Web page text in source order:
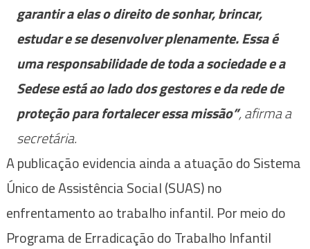
garantir a elas o direito de sonhar, brincar,
estudar e se desenvolver plenamente. Essa é
uma responsabilidade de toda a sociedade e a
Sedese está ao lado dos gestores e da rede de
proteção para fortalecer essa missão”, afirma a
secretária.
A publicação evidencia ainda a atuação do Sistema
Único de Assistência Social (SUAS) no
enfrentamento ao trabalho infantil. Por meio do
Programa de Erradicação do Trabalho Infantil